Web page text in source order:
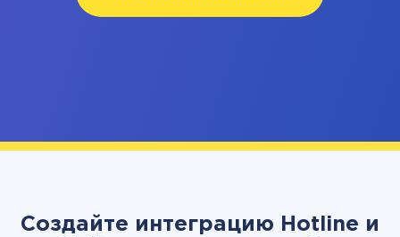
Создайте интеграцию Hotline и